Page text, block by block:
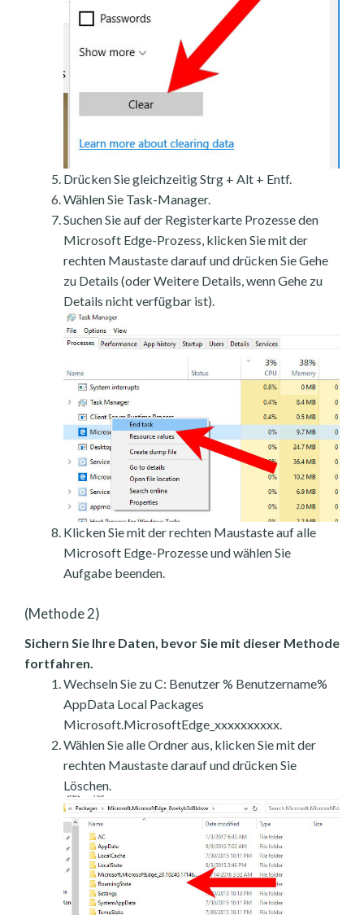
Drücken Sie gleichzeitig Strg + Alt + Entf.
Wählen Sie Task-Manager.
Suchen Sie auf der Registerkarte Prozesse den
Microsoft Edge-Prozess, klicken Sie mit der
rechten Maustaste darauf und drücken Sie Gehe
zu Details (oder Weitere Details, wenn Gehe zu
Details nicht verfügbar ist).
Klicken Sie mit der rechten Maustaste auf alle
Microsoft Edge-Prozesse und wählen Sie
Aufgabe beenden.
(Methode 2)
Sichern Sie Ihre Daten, bevor Sie mit dieser Methode
fortfahren.
Wechseln Sie zu C: Benutzer % Benutzername%
AppData Local Packages
Microsoft.MicrosoftEdge_xxxxxxxxxx.
Wählen Sie alle Ordner aus, klicken Sie mit der
rechten Maustaste darauf und drücken Sie
Löschen.